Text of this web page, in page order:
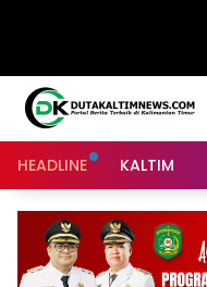
HEADLINE KALTIM